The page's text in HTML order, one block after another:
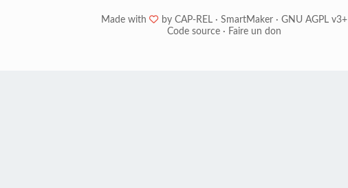
Made with ❤ by CAP-REL · SmartMaker · GNU AGPL v3+
Code source · Faire un don